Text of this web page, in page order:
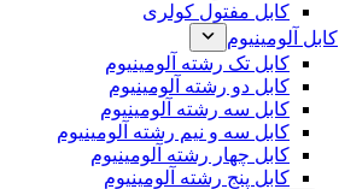
کابل مفتول کولری
کابل آلومینیوم
کابل تک رشته آلومینیوم
کابل دو رشته آلومینیوم
کابل سه رشته آلومینیوم
کابل سه و نیم رشته آلومینیوم
کابل چهار رشته آلومینیوم
کابل پنج رشته آلومینیوم